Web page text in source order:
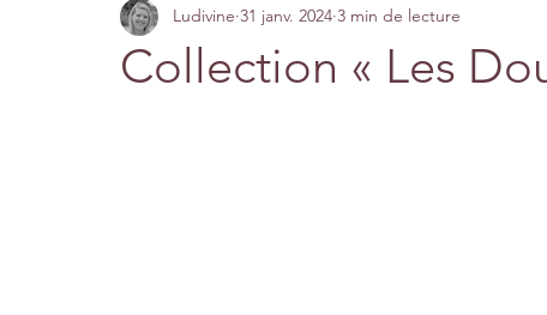
Collection « Les
Ludivine 31 janv. 2024 3 min de lecture